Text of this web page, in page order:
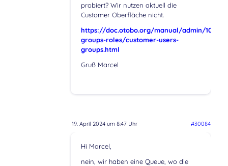
probiert? Wir nutzen aktuell die
Customer Oberfläche nicht.
https://doc.otobo.org/manual/admin/10.1/
groups-roles/customer-users-
groups.html
Gruß Marcel
19. April 2024 um 8:47 Uhr #30084
Hi Marcel,
nein, wir haben eine Queue, wo die